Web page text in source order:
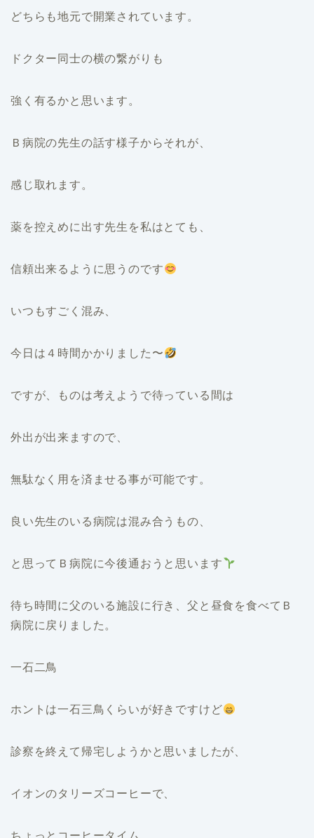
どちらも地元で開業されています。
ドクター同士の横の繋がりも
強く有るかと思います。
Ｂ病院の先生の話す様子からそれが、
感じ取れます。
薬を控えめに出す先生を私はとても、
信頼出来るように思うのです
いつもすごく混み、
今日は４時間かかりました〜
ですが、ものは考えようで待っている間は
外出が出来ますので、
無駄なく用を済ませる事が可能です。
良い先生のいる病院は混み合うもの、
と思ってＢ病院に今後通おうと思います
待ち時間に父のいる施設に行き、父と昼食を食べてＢ
病院に戻りました。
一石二鳥
ホントは一石三鳥くらいが好きですけど
診察を終えて帰宅しようかと思いましたが、
イオンのタリーズコーヒーで、